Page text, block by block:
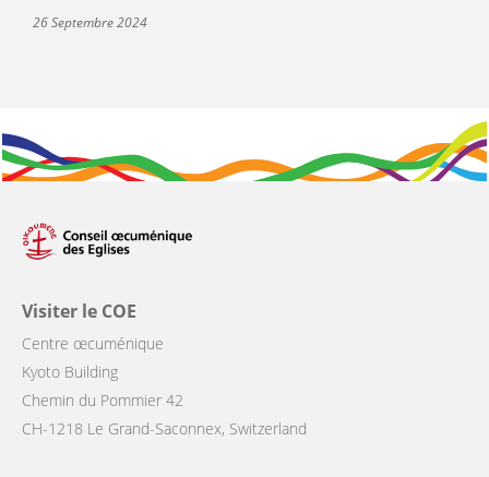
26 Septembre 2024
Visiter le COE
Centre œcuménique
Kyoto Building
Chemin du Pommier 42
CH-1218 Le Grand-Saconnex, Switzerland